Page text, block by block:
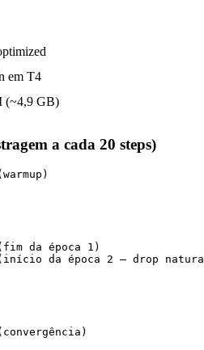
em T4
(~4,9 GB)
a cada 20 steps)
da época 1)
da época 2 — drop